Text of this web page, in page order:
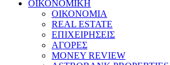
ΟΙΚΟΝΟΜΙΚΗ
ΟΙΚΟΝΟΜΙΑ
REAL ESTATE
ΕΠΙΧΕΙΡΗΣΕΙΣ
ΑΓΟΡΕΣ
MONEY REVIEW